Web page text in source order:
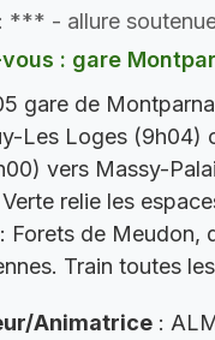
*** - allure
: gare
gare de
Les Loges (9h04)
vers Massy-
relie les
Forets de Meudon,
Train toutes
Animatrice :